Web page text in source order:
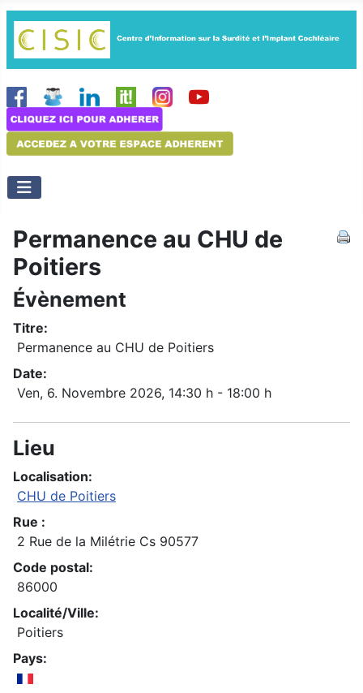
Permanence au CHU de
Poitiers
Évènement
Titre:
Permanence au CHU de Poitiers
Date:
Ven, 6. Novembre 2026, 14:30 h - 18:00 h
Lieu
Localisation:
CHU de Poitiers
Rue :
2 Rue de la Milétrie Cs 90577
Code postal:
86000
Localité/Ville:
Poitiers
Pays: